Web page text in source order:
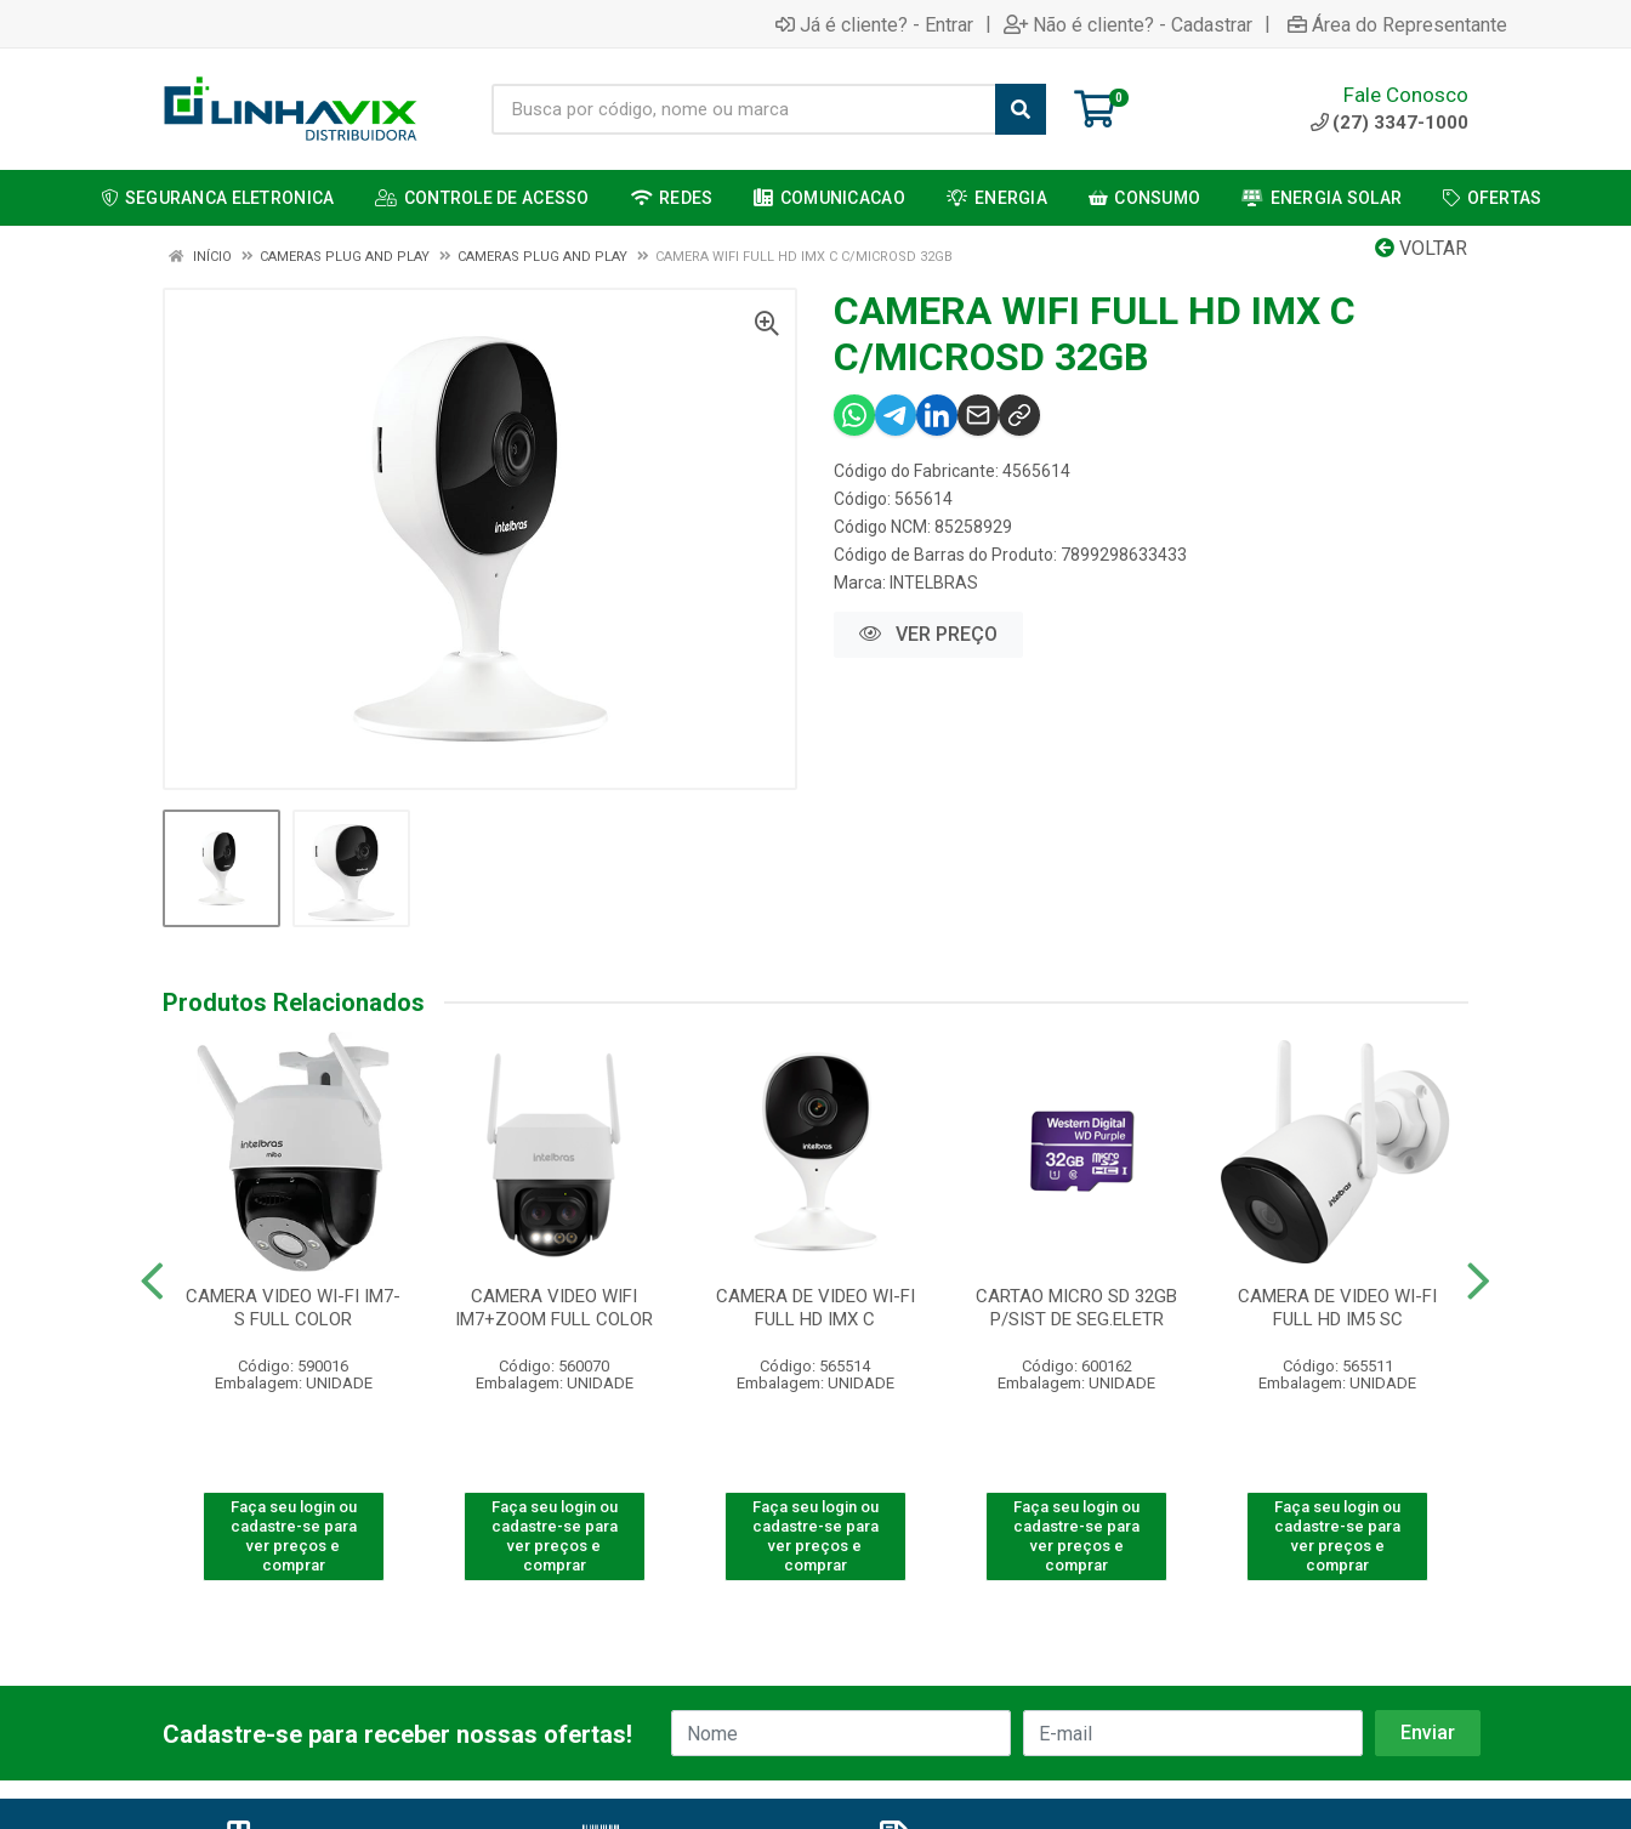
Já é cliente? - Entrar | Não é cliente? - Cadastrar | Área do Representante
0 Fale Conosco
(27) 3347-1000
SEGURANCA ELETRONICA CONTROLE DE ACESSO REDES COMUNICACAO ENERGIA CONSUMO ENERGIA SOLAR OFERTAS
VOLTAR
INÍCIO CAMERAS PLUG AND PLAY CAMERAS PLUG AND PLAY CAMERA WIFI FULL HD IMX C C/MICROSD 32GB
CAMERA WIFI FULL HD IMX C
C/MICROSD 32GB
Código do Fabricante: 4565614
Código: 565614
Código NCM: 85258929
Código de Barras do Produto: 7899298633433
Marca: INTELBRAS
VER PREÇO
Produtos Relacionados
CAMERA VIDEO WI-FI IM7-
S FULL COLOR
Código: 590016
Embalagem: UNIDADE
Faça seu login ou
cadastre-se para
ver preços e
comprar
CAMERA VIDEO WIFI
IM7+ZOOM FULL COLOR
Código: 560070
Embalagem: UNIDADE
Faça seu login ou
cadastre-se para
ver preços e
comprar
CAMERA DE VIDEO WI-FI
FULL HD IMX C
Código: 565514
Embalagem: UNIDADE
Faça seu login ou
cadastre-se para
ver preços e
comprar
CARTAO MICRO SD 32GB
P/SIST DE SEG.ELETR
Código: 600162
Embalagem: UNIDADE
Faça seu login ou
cadastre-se para
ver preços e
comprar
CAMERA DE VIDEO WI-FI
FULL HD IM5 SC
Código: 565511
Embalagem: UNIDADE
Faça seu login ou
cadastre-se para
ver preços e
comprar
Cadastre-se para receber nossas ofertas!